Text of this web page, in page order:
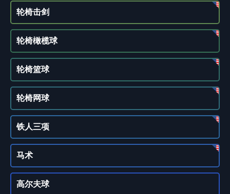
轮椅击剑
轮椅橄榄球
轮椅篮球
轮椅网球
铁人三项
马术
高尔夫球